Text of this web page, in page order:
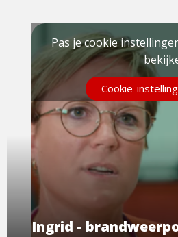
Pas je cookie
Cookie-
Ingrid -